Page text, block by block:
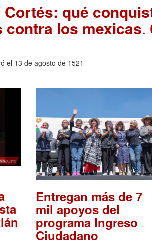
Cortés: qué
contra los mexicas.
el 13 de agosto de 1521
Entregan más de 7
mil apoyos del
programa Ingreso
Ciudadano